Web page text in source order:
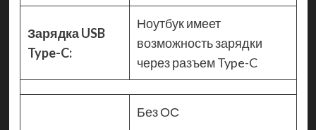
Зарядка USB
Type-C:
Ноутбук имеет
возможность зарядки
через разъем Type-C
Без ОС